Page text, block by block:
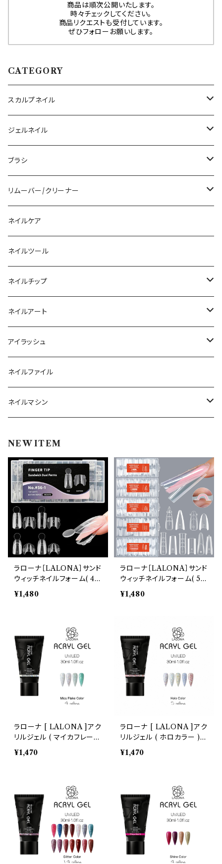
商品は順次公開いたします。
時々チェックしてください。
商品リクエストも受付しています。
ぜひフォローお願いします。
CATEGORY
スカルプネイル
アクリルジェル
アクリルリキッド
その他ツール
ジェルネイル
トップジェル
ベースジェル
ファンクションジェル
カラージェル
ベーシックカラージェル
マグネットジェル
エフェクトジェル
セット
ブラシ
ジェルブラシ
アクリルブラシ
マグネット
その他
リムーバー/クリーナー
リムーバー
クリーナー
アセトン
エタノール
ネイルケア
ネイルツール
ネイルチップ
ノーマルチップ
ソフトジェルチップ
ツール
ネイルアート
パール
パウダー
ストーン
シェル
ドライフラワー
ステッカーシール
ジュエリー
ホイル・フレーク
スタッズリベット
ブリオン
アイラッシュ
まつげ
グルー/リムーバー
ネイルファイル
ネイルマシン
ドリル
集塵機
ビット
NEW ITEM
ラローナ［LALONA］サンド
ウィッチネイルフォーム( 4タ
イプ ) アクリルジェル/ポリ
ジェル/ハードジェル/時短ネ
¥1,480
ラローナ［LALONA］サンド
ウィッチネイルフォーム( 5タ
イプ ) アクリルジェル/ポリ
ジェル/ハードジェル/時短ネ
¥1,480
ラローナ [ LALONA ]アク
リルジェル ( マイカフレーク
カラー ) ( 30ml )アクリル
スカルプ/スカルプチュア/ス
¥1,470
ラローナ [ LALONA ]アク
リルジェル ( ホロカラー ) (
30ml )アクリルスカルプ/ス
カルプチュア/アクリルポリ
¥1,470